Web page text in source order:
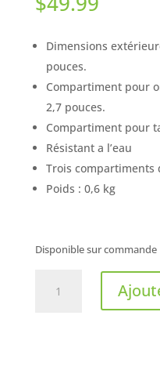
Dimensions
pouces.
Compartiment pour
2,7 pouces.
Compartiment pour
Résistant a l’eau
Trois compartiments
Poids : 0,6 kg
Disponible sur commande